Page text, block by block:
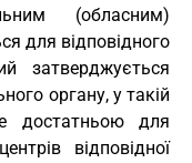
(обласним)
для відповідного
затверджується
органу, у такій
достатньою для
відповідної